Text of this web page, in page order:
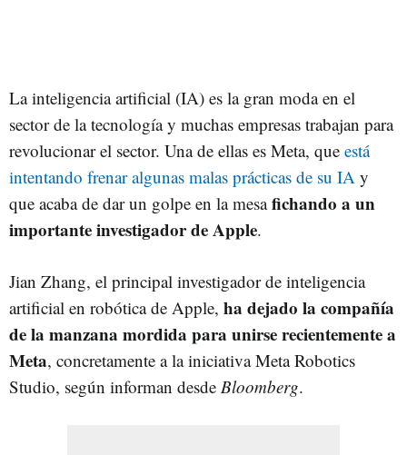
La inteligencia artificial (IA) es la gran moda en el
sector de la tecnología y muchas empresas trabajan para
revolucionar el sector. Una de ellas es Meta, que está
intentando frenar algunas malas prácticas de su IA y
que acaba de dar un golpe en la mesafichando a un
importante investigador de Apple.
Jian Zhang, el principal investigador de inteligencia
artificial en robótica de Apple, ha dejado la compañía
de la manzana mordida para unirse recientemente a
Meta, concretamente a la iniciativa Meta Robotics
Studio, según informan desde Bloomberg.